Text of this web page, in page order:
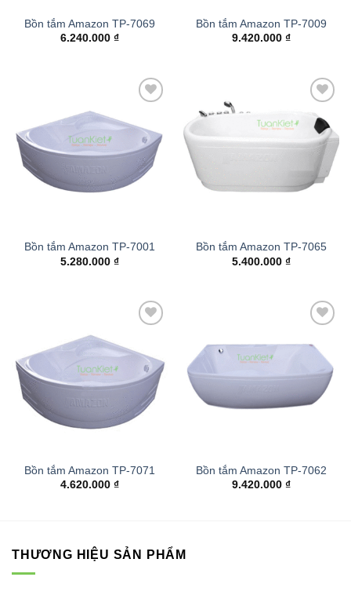
Bồn tắm Amazon TP-7069
6.240.000 ₫
Bồn tắm Amazon TP-7009
9.420.000 ₫
wishlist
Bồn tắm Amazon TP-7001
5.280.000 ₫
Add to
wishlist
Bồn tắm Amazon TP-7065
5.400.000 ₫
wishlist
Bồn tắm Amazon TP-7071
4.620.000 ₫
wishlist
Bồn tắm Amazon TP-7062
9.420.000 ₫
THƯƠNG HIỆU SẢN PHẨM